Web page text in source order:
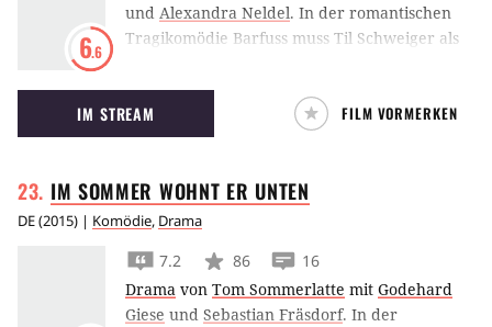
sondern in uns.
6.6
und Alexandra Neldel. In der romantischen
Tragikomödie Barfuss muss Til Schweiger als
eine traumatisierte junge Frau übernehmen.
IM STREAM FILM VORMERKEN
IM SOMMER WOHNT ER UNTEN
DE(2015) | Komödie, Drama
7.2 86
16
Drama von Tom Sommerlatte mit Godehard
Giese und Sebastian Fräsdorf. In der